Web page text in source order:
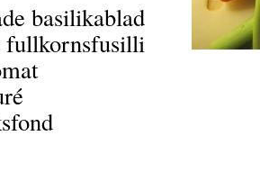
basilikablad
fullkornsfusilli